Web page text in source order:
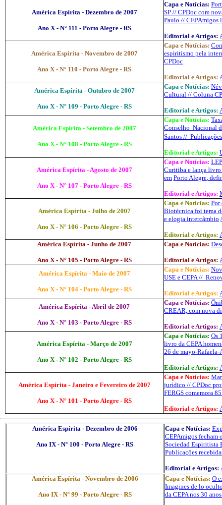
América Espírita - Dezembro de 2007
Ano X - N° 111 - Porto Alegre - RS
Capa e Notícias:
SP // CPDoc com
Paulo // CEPAmigos
Editorial e Artigos:
América Espírita - Novembro de 2007
Ano X - N° 110 - Porto Alegre - RS
Capa e Notícias:
espiritismo pela
CPDoc
Editorial e Artigos:
América Espírita - Outubro de 2007
Ano X - N° 109 - Porto Alegre - RS
Capa e Notícias:
Cultural // Coluna
Editorial e Artigos:
América Espírita - Setembro de 2007
Ano X - N° 108 - Porto Alegre - RS
Capa e Notícias:
Conselho Nacional
Santos //
Editorial e Artigos:
América Espírita - Agosto de 2007
Ano X - N° 107 - Porto Alegre - RS
Capa e Notícias:
Curitiba e lança livro
em Porto Alegre,
Editorial e Artigos:
América Espírita - Julho de 2007
Ano X - N° 106 - Porto Alegre - RS
Capa e Notícias: Por
Biotécnica foi tema
e elogia intercâmbio
Editorial e Artigos:
América Espírita - Junho de 2007
Ano X - N° 105 - Porto Alegre - RS
Capa e Notícias:
Editorial e Artigos:
América Espírita - Maio de 2007
Ano X - N° 104 - Porto Alegre - RS
Capa e Notícias:
USE e CEPA //
Editorial e Artigos:
América Espírita - Abril de 2007
Ano X - N° 103 - Porto Alegre - RS
Capa e Notícias:
CREAR, com nova
Editorial e Artigos:
América Espírita - Março de 2007
Ano X - N° 102 - Porto Alegre - RS
Capa e Notícias: Os
livro da CEPA
26 de mayo-
Editorial e Artigos:
América Espírita - Janeiro e Fevereiro de 2007
Ano X - N° 101 - Porto Alegre - RS
Capa e Notícias:
jurídico // CPDoc
FERGS comemora
Editorial e Artigos:
América Espírita - Dezembro de 2006
Ano IX - N° 100 - Porto Alegre - RS
Capa e Notícias:
CEPAmigos fecham
Sociedad Espiritista
Publicações
Editorial e Artigos:
América Espírita - Novembro de 2006
Ano IX - N° 99 - Porto Alegre - RS
Capa e Notícias: O
Imagines de lo
da CEPA nos 30